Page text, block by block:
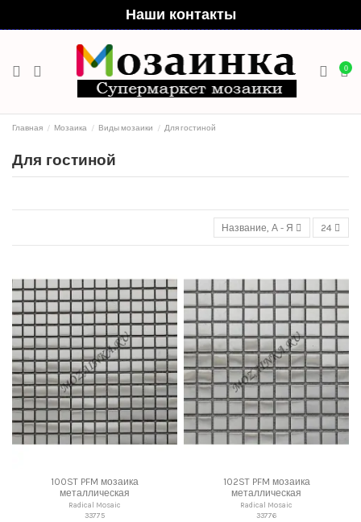
Наши контакты
0
Главная Мозаика Виды мозаики Для гостиной
Для гостиной
Название, А - Я 24
100ST PFM мозаика
металлическая
Radical Mosaic
33775
102ST PFM мозаика
металлическая
Radical Mosaic
33776